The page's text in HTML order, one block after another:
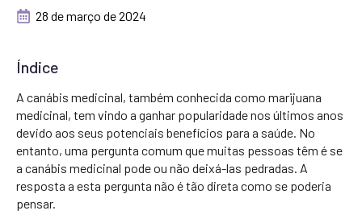
28 de março de 2024
A canábis medicinal, também conhecida como marijuana
medicinal, tem vindo a ganhar popularidade nos últimos anos
devido aos seus potenciais benefícios para a saúde. No
entanto, uma pergunta comum que muitas pessoas têm é se
a canábis medicinal pode ou não deixá-las pedradas. A
resposta a esta pergunta não é tão direta como se poderia
pensar.
Índice